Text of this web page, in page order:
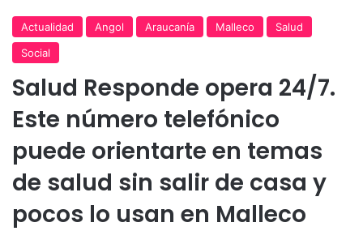
Actualidad Angol Araucanía Malleco
Salud
Social
Salud Responde opera 24/7.
Este número telefónico
puede orientarte en temas
de salud sin salir de casa y
pocos lo usan en Malleco